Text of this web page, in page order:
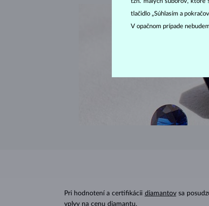
Pri hodnotení a certifikácii diamantovsa
vplyv na cenu diamantu.
tlačidlo „Súhlasím a
V opačnom prípade